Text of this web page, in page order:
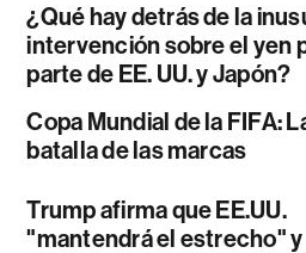
¿Qué hay detrás de la
intervención sobre el yen
parte de EE. UU. y Japón?
Copa Mundial de la FIFA:
batalla de las marcas
Trump afirma que EE.UU.
"mantendrá el estrecho"